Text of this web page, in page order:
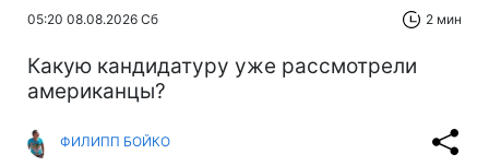
05:20 08.08.2026 Сб 2 мин
Какую кандидатуру уже рассмотрели
американцы?
ФИЛИПП БОЙКО